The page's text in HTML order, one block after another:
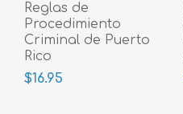
Reglas de
Procedimiento
Criminal de Puerto
Rico
$16.95